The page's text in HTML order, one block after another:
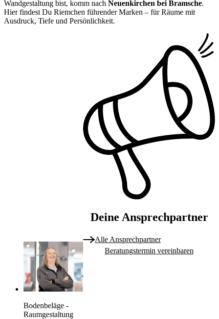
Wandgestaltung bist, komm nach Neuenkirchen bei Bramsche.
Hier findest Du Riemchen führender Marken – für Räume mit
Ausdruck, Tiefe und Persönlichkeit.
Deine Ansprechpartner
Bodenbeläge -
Raumgestaltung
Alle Ansprechpartner
Beratungstermin vereinbaren